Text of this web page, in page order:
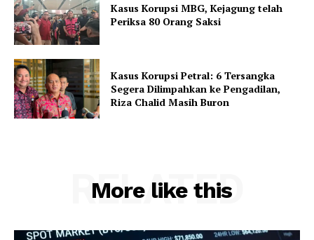
Kasus Korupsi MBG, Kejagung telah
Periksa 80 Orang Saksi
Kasus Korupsi Petral: 6 Tersangka
Segera Dilimpahkan ke Pengadilan,
Riza Chalid Masih Buron
More like this
RELATED